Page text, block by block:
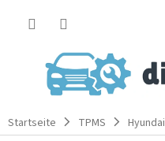
Startseite TPMS Hyundai